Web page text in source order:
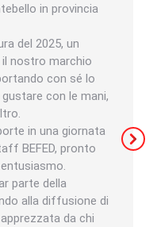
in provincia
del 2025, un
nostro marchio
con sé lo
gustare con le mani,
in una giornata
BEFED, pronto
parte della
alla diffusione di
da chi